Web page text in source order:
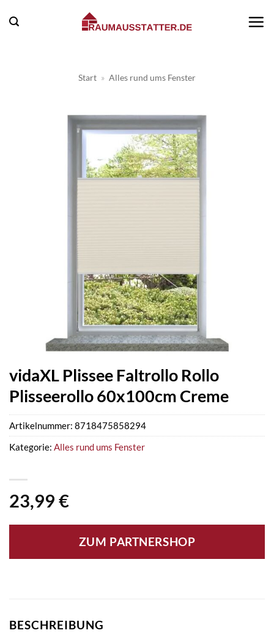
Inhalt
Start » Alles rund ums Fenster
vidaXL Plissee Faltrollo Rollo
Plisseerollo 60x100cm Creme
23,99 €
ZUM PARTNERSHOP
Artikelnummer: 8718475858294
Kategorie: Alles rund ums Fenster
BESCHREIBUNG